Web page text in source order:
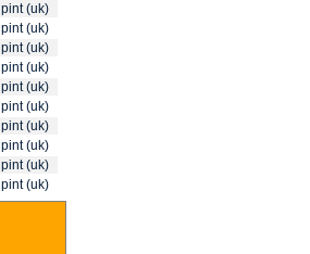
pint (uk)
pint (uk)
pint (uk)
pint (uk)
pint (uk)
pint (uk)
pint (uk)
pint (uk)
pint (uk)
pint (uk)